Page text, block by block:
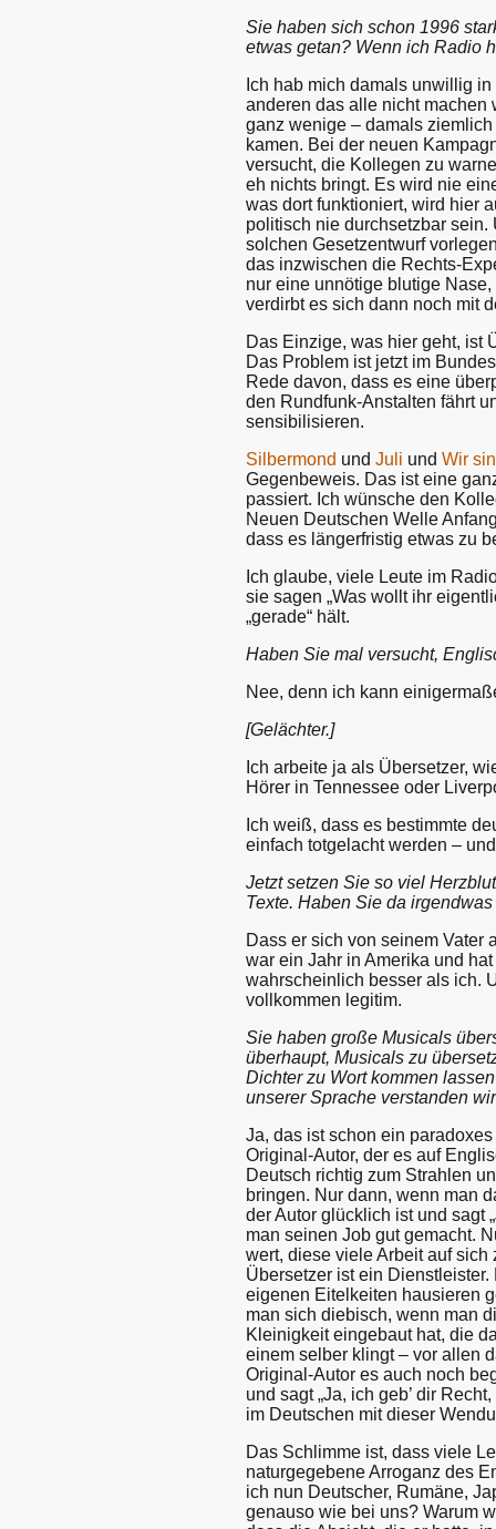
Sie haben sich schon 1996
etwas getan? Wenn ich Radio
Ich hab mich damals unwillig
anderen das alle nicht machen
ganz wenige – damals
kamen. Bei der neuen
versucht, die Kollegen zu
eh nichts bringt. Es wird nie
was dort funktioniert, wird hier
politisch nie durchsetzbar
solchen Gesetzentwurf
das inzwischen die Rechts-
nur eine unnötige blutige
verdirbt es sich dann noch mit
Das Einzige, was hier geht, ist
Das Problem ist jetzt im
Rede davon, dass es eine
den Rundfunk-Anstalten fährt
sensibilisieren.
Silbermond und Juli und Wir
Gegenbeweis. Das ist eine
passiert. Ich wünsche den
Neuen Deutschen Welle
dass es längerfristig etwas zu
Ich glaube, viele Leute im
sie sagen „Was wollt ihr
„gerade“ hält.
Haben Sie mal versucht,
Nee, denn ich kann
[Gelächter.]
Ich arbeite ja als Übersetzer,
Hörer in Tennessee oder
Ich weiß, dass es bestimmte
einfach totgelacht werden –
Jetzt setzen Sie so viel
Texte. Haben Sie da
Dass er sich von seinem Vater
war ein Jahr in Amerika und
wahrscheinlich besser als ich.
vollkommen legitim.
Sie haben große Musicals
überhaupt, Musicals zu
Dichter zu Wort kommen
unserer Sprache verstanden
Ja, das ist schon ein
Original-Autor, der es auf
Deutsch richtig zum Strahlen
bringen. Nur dann, wenn man
der Autor glücklich ist und sagt
man seinen Job gut gemacht.
wert, diese viele Arbeit auf sich
Übersetzer ist ein Dienstleister.
eigenen Eitelkeiten hausieren
man sich diebisch, wenn man
Kleinigkeit eingebaut hat, die
einem selber klingt – vor allen
Original-Autor es auch noch
und sagt „Ja, ich geb’ dir
im Deutschen mit dieser
Das Schlimme ist, dass viele
naturgegebene Arroganz des
ich nun Deutscher, Rumäne,
genauso wie bei uns? Warum